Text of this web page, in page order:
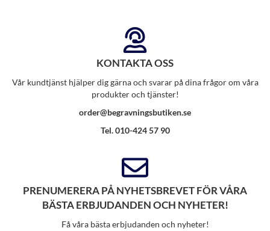
KONTAKTA OSS
Vår kundtjänst hjälper dig gärna och svarar på dina frågor om våra
produkter och tjänster!
order@begravningsbutiken.se
Tel. 010-424 57 90
PRENUMERERA PÅ NYHETSBREVET FÖR VÅRA
BÄSTA ERBJUDANDEN OCH NYHETER!
Få våra bästa erbjudanden och nyheter!